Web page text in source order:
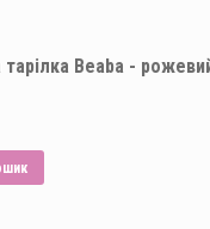
тарілка Beaba -